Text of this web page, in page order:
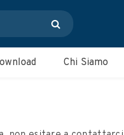
Chi Siamo